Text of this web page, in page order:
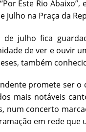
Este Rio
julho na Praça da
de julho fica
de ver e ouvir
também
promete ser o
mais notáveis
num concerto
em rede que